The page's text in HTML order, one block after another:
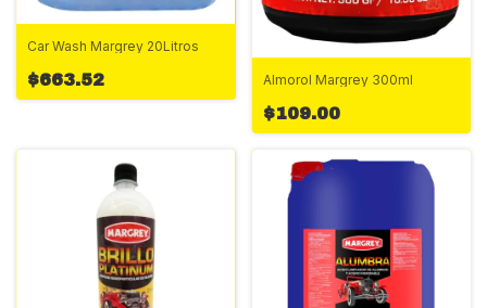
Car Wash Margrey 20Litros
$663.52 Almorol Margrey 300ml
$109.00